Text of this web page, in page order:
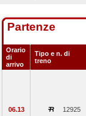
Partenze
Orario
di
arrivo
Tipo e n. di
treno
06.13 12925